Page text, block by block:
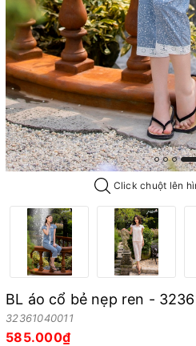
Click chuột lên
BL áo cổ bẻ nẹp ren -
32361040011
585.000₫